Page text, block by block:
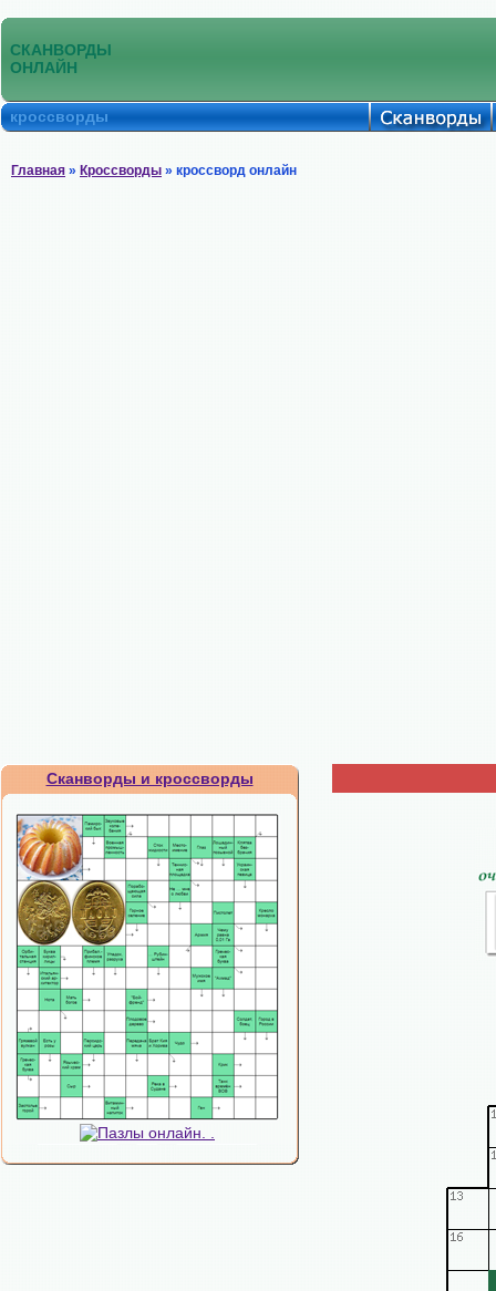
СКАНВОРДЫ
ОНЛАЙН
кроссворды
Главная » Кроссворды » кроссворд онлайн
Сканворды и кроссворды